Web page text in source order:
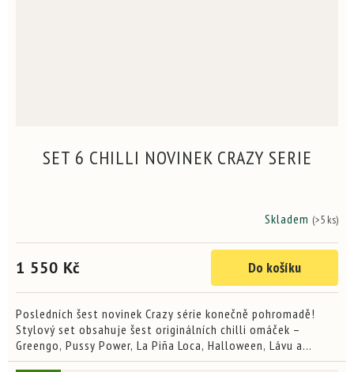
SET 6 CHILLI NOVINEK CRAZY SERIE
Skladem (>5 ks)
1 550 Kč Do košíku
Posledních šest novinek Crazy série konečně pohromadě!
Stylový set obsahuje šest originálních chilli omáček –
Greengo, Pussy Power, La Piña Loca, Halloween, Lávu a
Unlucky Thirteen. Šest jedinečných chutí, šest bláznivých...